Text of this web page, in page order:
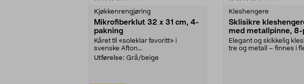
Kjøkkenrengjøring
Mikrofiberklut 32 x 31 cm, 4-
pakning
Kåret til «soleklar favoritt» i
svenske Afton...
Utførelse: Grå/beige
Kleshengere
Sklisikre
med metallpinne,
Elegant og skikkelig
tre og metall – finnes i